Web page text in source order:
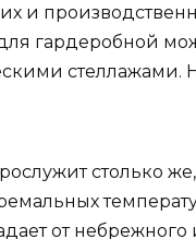
и
гардеробной
стеллажами.
столько же,
от небрежного